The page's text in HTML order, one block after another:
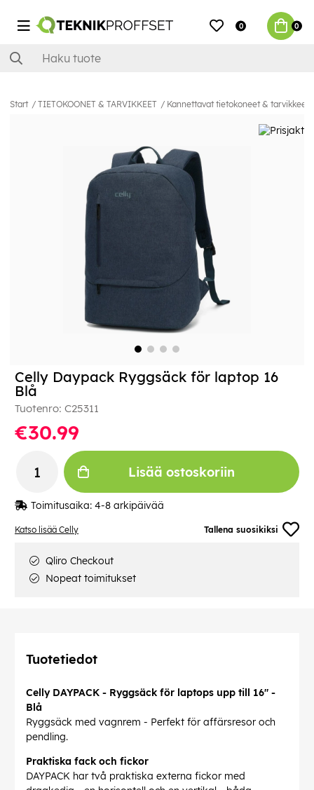
0 0
Start TIETOKOONET & TARVIKKEET Kannettavat tietokoneet & tarvikkeet
Katso lisää Celly Tallena suosikiksi
Celly Daypack Ryggsäck för laptop 16
Blå
Tuotenro: C25311
€30.99
Lisää ostoskoriin
Toimitusaika: 4-8 arkipäivää
Qliro Checkout
Nopeat toimitukset
Tuotetiedot
Celly DAYPACK - Ryggsäck för laptops upp till 16" -
Blå
Ryggsäck med vagnrem - Perfekt för affärsresor och
pendling.
Praktiska fack och fickor
DAYPACK har två praktiska externa fickor med